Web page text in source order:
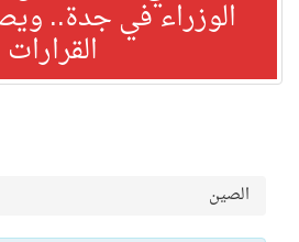
الوزراء في جدة..
القرارات
الصين